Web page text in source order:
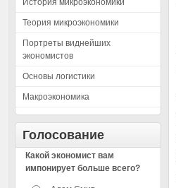
История микроэкономики
Теория микроэкономики
Портреты виднейших
экономистов
Основы логистики
Макроэкономика
Голосование
Какой экономист вам
импонирует больше всего?